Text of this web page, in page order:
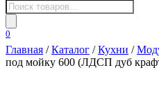
Поиск
товаров
0
Главная /Каталог /Кухни /
под мойку 600 (ЛДСП дуб